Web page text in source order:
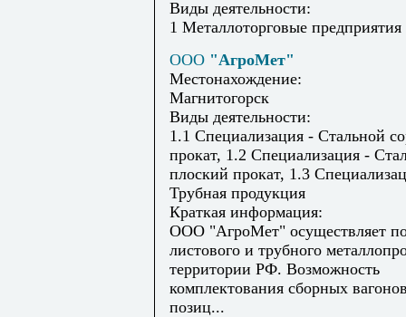
Виды деятельности:
1 Металлоторговые
ООО "АгроМет"
Местонахождение:
Магнитогорск
Виды деятельности:
1.1 Специализация - Стальной
прокат, 1.2 Специализация -
плоский прокат, 1.3
Трубная продукция
Краткая информация:
ООО "АгроМет" осуществляет
листового и трубного
территории РФ. Возможность
комплектования сборных
позиц...